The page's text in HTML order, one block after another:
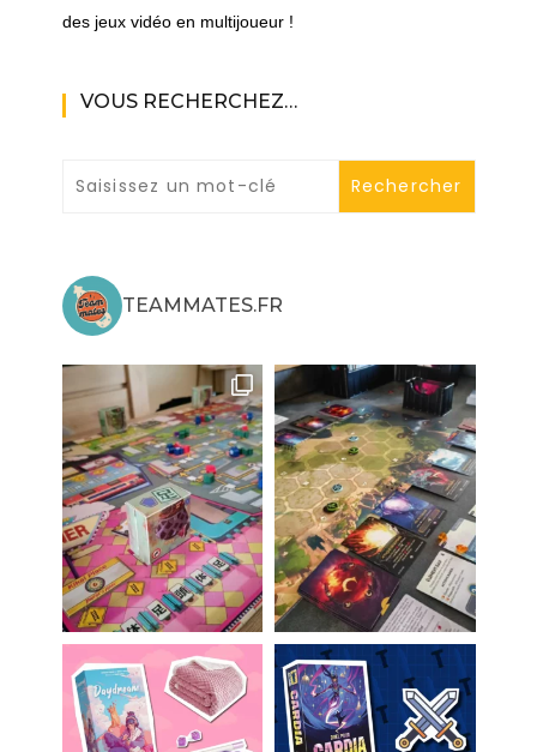
des jeux vidéo en multijoueur !
VOUS RECHERCHEZ…
TEAMMATES.FR